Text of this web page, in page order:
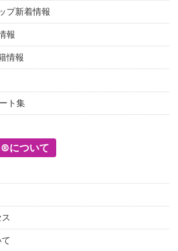
プ新着情報
報
情報
ト集
について